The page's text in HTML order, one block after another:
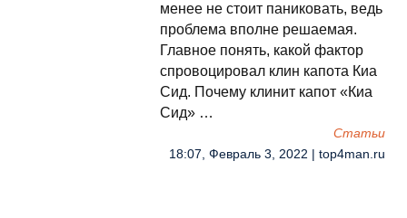
менее не стоит паниковать, ведь
проблема вполне решаемая.
Главное понять, какой фактор
спровоцировал клин капота Киа
Сид. Почему клинит капот «Киа
Сид» …
Cтатьи
18:07, Февраль 3, 2022 | top4man.ru